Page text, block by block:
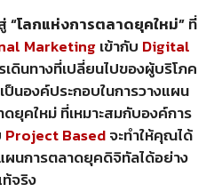
“โลกแห่งการตลาดยุคใหม่”ที่
Marketingเข้ากับ Digital
ดินทางที่เปลี่ยนไปของผู้บริโภค
ป็นองค์ประกอบในการวางแผน
ยุคใหม่ ที่เหมาะสมกับองค์การ
Project Basedจะทำให้คุณได้
ผนการตลาดยุคดิจิทัลได้อย่าง
จริง